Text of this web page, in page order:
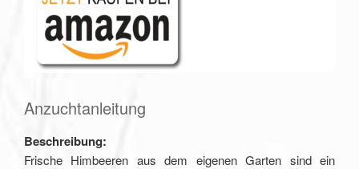
Anzuchtanleitung
Beschreibung:
Frische Himbeeren aus dem eigenen Garten sind ein